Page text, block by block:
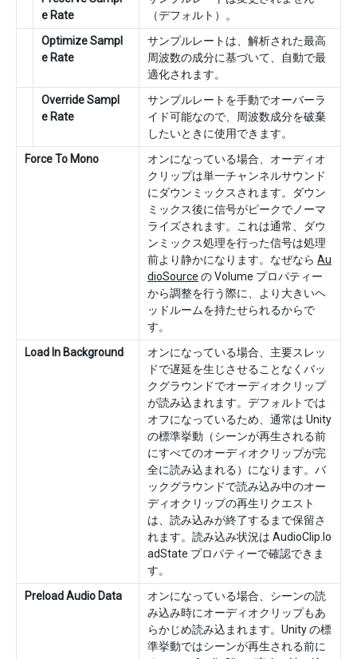
e Rate
（デフォルト）。
Optimize Sampl
e Rate
サンプルレートは、解析された最高
周波数の成分に基づいて、自動で最
適化されます。
Override Sampl
e Rate
サンプルレートを手動でオーバーラ
イド可能なので、周波数成分を破棄
したいときに使用できます。
Force To Mono
オンになっている場合、オーディオ
クリップは単一チャンネルサウンド
にダウンミックスされます。ダウン
ミックス後に信号がピークでノーマ
ライズされます。これは通常、ダウ
ンミックス処理を行った信号は処理
前より静かになります。なぜなら Au
dioSource の Volume プロパティー
から調整を行う際に、より大きいヘ
ッドルームを持たせられるからで
す。
Load In Background
オンになっている場合、主要スレッ
ドで遅延を生じさせることなくバッ
クグラウンドでオーディオクリップ
が読み込まれます。デフォルトでは
オフになっているため、通常は Unity
の標準挙動（シーンが再生される前
にすべてのオーディオクリップが完
全に読み込まれる）になります。バ
ックグラウンドで読み込み中のオー
ディオクリップの再生リクエスト
は、読み込みが終了するまで保留さ
れます。読み込み状況は AudioClip.lo
adState プロパティーで確認できま
す。
Preload Audio Data
オンになっている場合、シーンの読
み込み時にオーディオクリップもあ
らかじめ読み込まれます。Unity の標
準挙動ではシーンが再生される前に